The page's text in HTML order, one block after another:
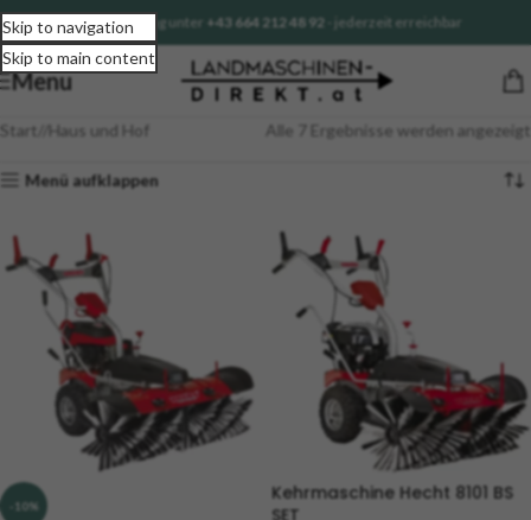
Skip to navigation
Skip to main content
Sofortberatung unter +43 664 212 48 92 - jederzeit erreichbar
Menu
Start Haus und Hof Alle 7 Ergebnisse werden angezeigt
Menü aufklappen
-10%
Kehrmaschine Hecht 8101 BS
SET